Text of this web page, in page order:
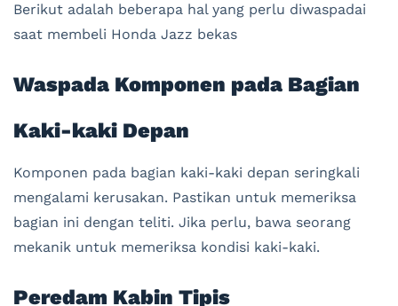
Berikut adalah beberapa hal yang perlu diwaspadai
saat membeli Honda Jazz bekas
Waspada Komponen pada Bagian
Kaki-kaki Depan
Komponen pada bagian kaki-kaki depan seringkali
mengalami kerusakan. Pastikan untuk memeriksa
bagian ini dengan teliti. Jika perlu, bawa seorang
mekanik untuk memeriksa kondisi kaki-kaki.
Peredam Kabin Tipis